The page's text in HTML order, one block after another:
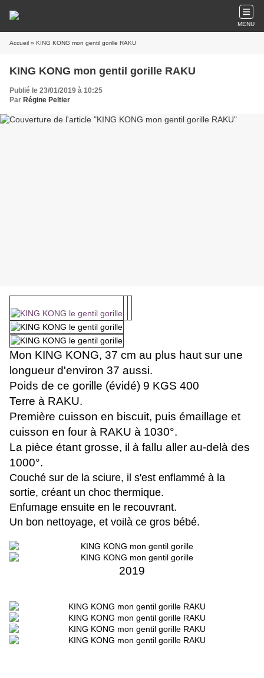
MENU
Accueil » KING KONG mon gentil gorille RAKU
KING KONG mon gentil gorille RAKU
Publié le 23/01/2019 à 10:25
Par Régine Peltier
Mon KING KONG, 37 cm au plus haut sur une
longueur d'environ 37 aussi.
Poids de ce gorille (évidé) 9 KGS 400
Terre à RAKU.
Première cuisson en biscuit, puis émaillage et
cuisson en four à RAKU à 1030°.
La pièce étant grosse, il à fallu aller au-delà des
1000°.
Couché sur de la sciure, il s'est enflammé à la
sortie, créant un choc thermique.
Enfumage ensuite en le recouvrant.
Un bon nettoyage, et voilà ce gros bébé.
2019